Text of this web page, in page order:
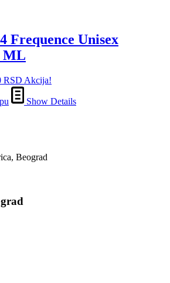
Frequence Unisex
ML
RSD Trenutna
cena
je:
Akcija!
Show Details
Beograd